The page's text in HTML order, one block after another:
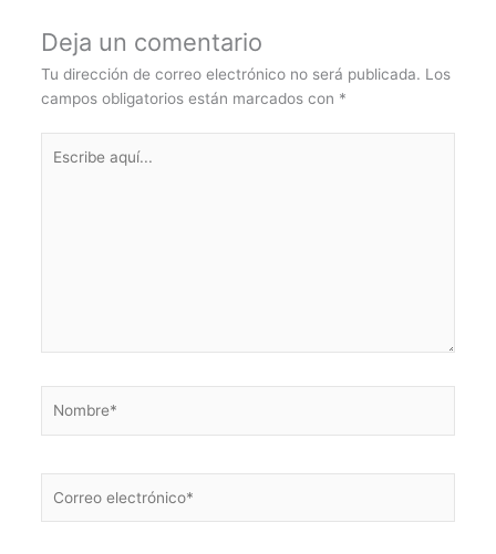
Deja un comentario
Tu dirección de correo electrónico no será publicada. Los
campos obligatorios están marcados con *
aquí...
electrónico*